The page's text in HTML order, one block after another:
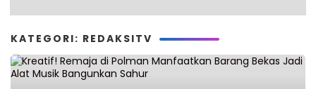
KATEGORI: REDAKSITV